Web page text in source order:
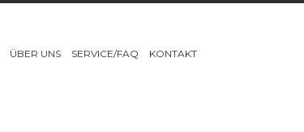
ÜBER UNS SERVICE/FAQ KONTAKT